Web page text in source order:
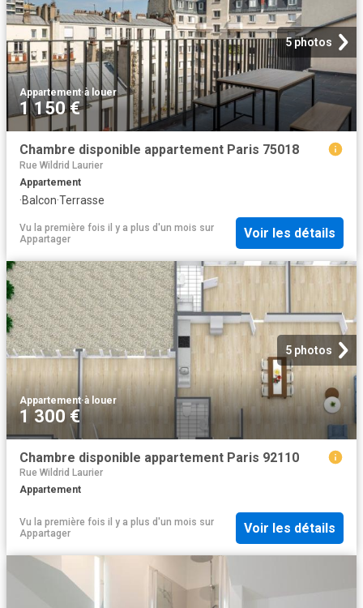
5 photos
Appartement·à louer
1 150 €
Chambre disponible appartement Paris 75018
Rue Wildrid Laurier
Appartement
·Balcon·Terrasse
Vu la première fois il y a plus d'un mois sur
Appartager
Voir les détails
5 photos
Appartement·à louer
1 300 €
Chambre disponible appartement Paris 92110
Rue Wildrid Laurier
Appartement
Vu la première fois il y a plus d'un mois sur
Appartager
Voir les détails